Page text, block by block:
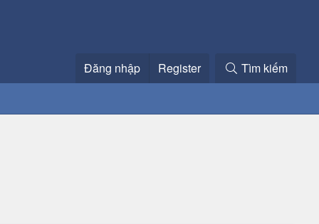
Đăng nhập Register Tìm kiếm